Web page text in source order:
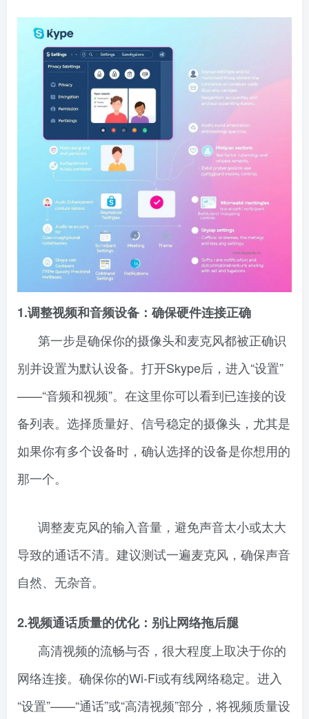
1.调整视频和音频设备：确保硬件连接正确
第一步是确保你的摄像头和麦克风都被正确识
别并设置为默认设备。打开Skype后，进入“设置”
——“音频和视频”。在这里你可以看到已连接的设
备列表。选择质量好、信号稳定的摄像头，尤其是
如果你有多个设备时，确认选择的设备是你想用的
那一个。
调整麦克风的输入音量，避免声音太小或太大
导致的通话不清。建议测试一遍麦克风，确保声音
自然、无杂音。
2.视频通话质量的优化：别让网络拖后腿
高清视频的流畅与否，很大程度上取决于你的
网络连接。确保你的Wi-Fi或有线网络稳定。进入
“设置”——“通话”或“高清视频”部分，将视频质量设